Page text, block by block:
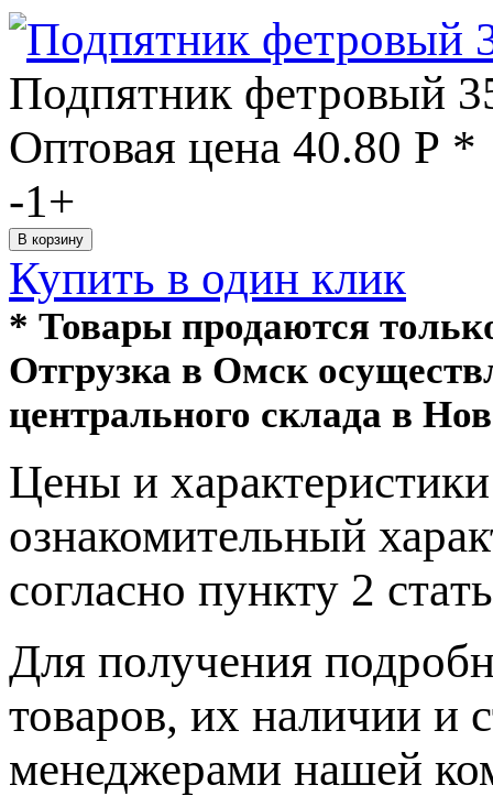
Подпятник фетровый
Оптовая цена 40.80 Р *
-1+
Купить в один клик
* Товары продаются
Отгрузка в Омск
центрального склада в
Цeны и
ознакомительный
согласно пункту 2
Для пoлучения
товaров, их нaличии и
менеджерами нашей